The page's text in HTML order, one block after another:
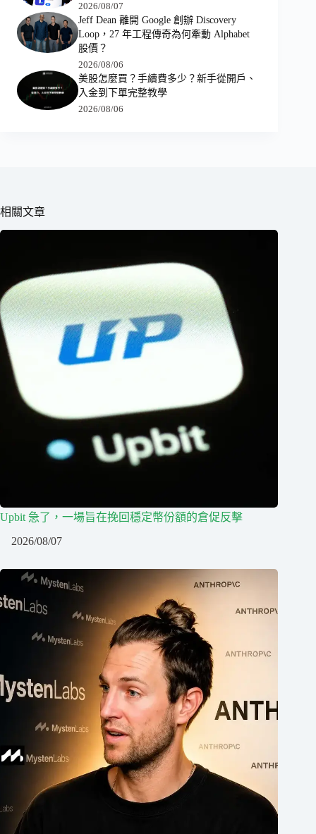
2026/08/07
Jeff Dean 離開 Google 創辦 Discovery
Loop，27 年工程傳奇為何牽動 Alphabet
股價？
2026/08/06
美股怎麼買？手續費多少？新手從開戶、
入金到下單完整教學
2026/08/06
相關文章
Upbit 急了，一場旨在挽回穩定幣份額的倉促反擊
2026/08/07